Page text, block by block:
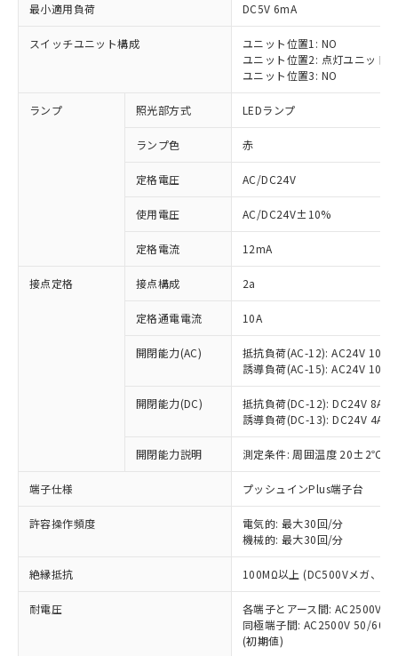
最小適用負荷 DC5V 6mA
スイッチユニット構成
ユニット位置1: NO
ユニット位置2: 点灯ユニット
ユニット位置3: NO
ランプ 照光部方式 LEDランプ
ランプ色 赤
定格電圧 AC/DC24V
使用電圧 AC/DC24V±10%
定格電流 12mA
接点定格 接点構成 2a
定格通電電流 10A
開閉能力(AC)
抵抗負荷(AC-12): AC24V 10A/
誘導負荷(AC-15): AC24V
開閉能力(DC)
抵抗負荷(DC-12): DC24V 8A/
誘導負荷(DC-13): DC24V 4A/
開閉能力説明 測定条件: 周囲温度 20±2℃、
端子仕様 プッシュインPlus端子台
許容操作頻度
電気的: 最大30回/分
機械的: 最大30回/分
絶縁抵抗 100MΩ以上 (DC500Vメガ、点
耐電圧
各端子とアース間: AC2500V
同極端子間: AC2500V 50/
(初期値)
ご利用条件
以下の条件をお読みいただき、同意のうえ
ご利用ください。
本サービスは、当社制御機器事業取扱
商品の当社在庫状況および標準価格
(税抜)を提供させていただくもので
当社制御機器事業取扱商品の中には、
本サービスの対象外となる商品もある
ことをご了承ください。
在庫状況および標準価格照会結果は、
記載している更新日時点での社内デー
タに基づき作成されるものであり、閲
覧された時点での実際の在庫および標
準価格とは異なる場合があることをご
※1 対応状況
対応済み：EU RoHS指令（10物質）の
非含有に対応した製品が提供可能な商品で
す。
対応予定：EU RoHS指令（10物質）の非含
有に対応した製品に切り替える予定のある
対応予定なし：EU RoHS指令（10物質）の
非含有に非対応の商品で、対応品を出す予
定はありません。
調査・確認中：EU RoHS指令（10物質）の
非含有の対応状況を調査中または確認中の
非該当品：ライセンス料など無形物で、有
害物質有無と関係のない商品です。
仕入先様の事情により、非含有部品として
いたものが、含有品と判明した場合などや
むを得ず変更することがあります。
六価クロム(Cr(Ⅵ)) 1000ppm以下、ポリ臭化ビフェニル
類(PBB) 1000ppm以下、ポリ臭化ジフェニルエーテル類
「○」：最大均質材料含有率が中国RoHSの
基準値以下であることを示します。
「×」：最大均質材料含有率が中国RoHSの
基準値を超えていることを示します。
「－」：未確認です。当社販売部門へお問
*中国RoHS10物質の基準値 (GB/T26572)：
Pb(鉛) :1000ppm、 Hg(水銀) : 1000ppm、 Cd(カドミウ
Cr(Ⅵ)(六価クロム) : 1000ppm、 PBBs(ポリ臭化ビフェ
当社は、これら貴社製品のうち、外国
為替および外国貿易法に定める商品
（以下｢規制貨物等」という）を輸出
または国外への提供する場合は、日本
国政府の輸出許可(または役務取引許
可)を取得するなどの必要な手続きを